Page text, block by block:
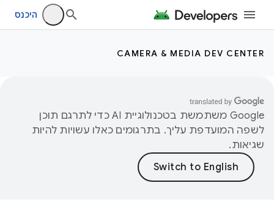
היכנס
CAMERA & MEDIA DEV CENTER
‫Google משתמשת בטכנולוגיית AI כדי לתרגם תוכן
לשפה המועדפת עליך. בתרגומים כאלו עשויות להיות
שגיאות.